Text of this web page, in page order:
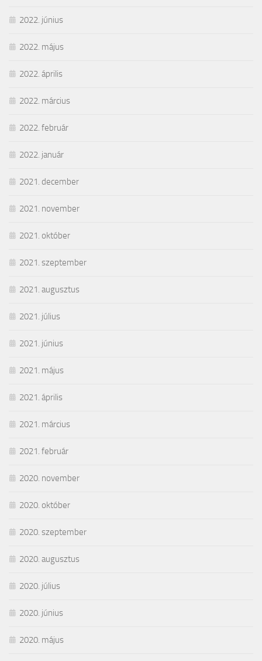
2022. június
2022. május
2022. április
2022. március
2022. február
2022. január
2021. december
2021. november
2021. október
2021. szeptember
2021. augusztus
2021. július
2021. június
2021. május
2021. április
2021. március
2021. február
2020. november
2020. október
2020. szeptember
2020. augusztus
2020. július
2020. június
2020. május